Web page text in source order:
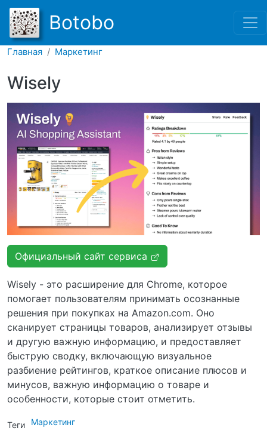
Перейти к основному
Botobo
Главная Маркетинг
Wisely
Официальный сайт сервиса
Wisely - это расширение для Chrome, которое
помогает пользователям принимать осознанные
решения при покупках на Amazon.com. Оно
сканирует страницы товаров, анализирует отзывы
и другую важную информацию, и предоставляет
быструю сводку, включающую визуальное
разбиение рейтингов, краткое описание плюсов и
минусов, важную информацию о товаре и
особенности, которые стоит отметить.
Теги Маркетинг